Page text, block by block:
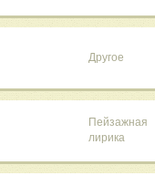
Другое
Пейзажная
лирика